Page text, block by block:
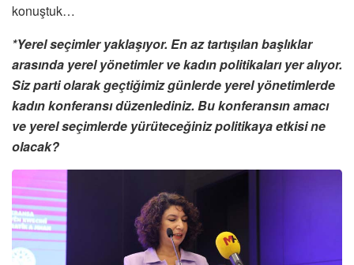
konuştuk…
*Yerel seçimler yaklaşıyor. En az tartışılan başlıklar
arasında yerel yönetimler ve kadın politikaları yer alıyor.
Siz parti olarak geçtiğimiz günlerde yerel yönetimlerde
kadın konferansı düzenlediniz. Bu konferansın amacı
ve yerel seçimlerde yürüteceğiniz politikaya etkisi ne
olacak?